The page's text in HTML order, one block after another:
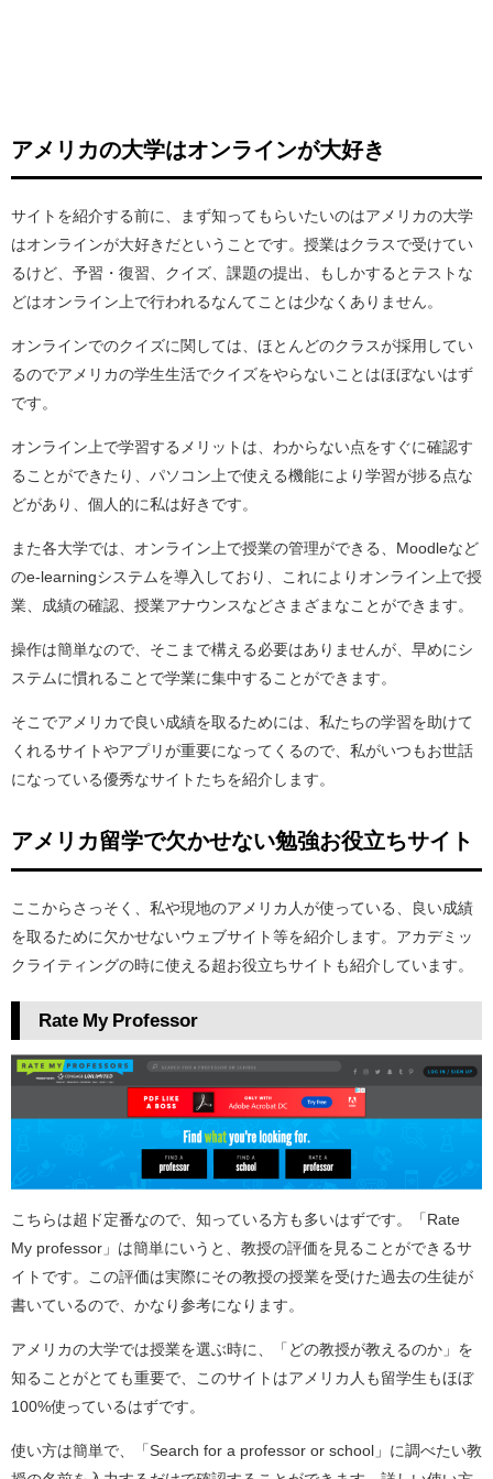
アメリカの大学はオンラインが大好き
サイトを紹介する前に、まず知ってもらいたいのはアメリカの大学
はオンラインが大好きだということです。授業はクラスで受けてい
るけど、予習・復習、クイズ、課題の提出、もしかするとテストな
どはオンライン上で行われるなんてことは少なくありません。
オンラインでのクイズに関しては、ほとんどのクラスが採用してい
るのでアメリカの学生生活でクイズをやらないことはほぼないはず
です。
オンライン上で学習するメリットは、わからない点をすぐに確認す
ることができたり、パソコン上で使える機能により学習が捗る点な
どがあり、個人的に私は好きです。
また各大学では、オンライン上で授業の管理ができる、Moodleなど
のe-learningシステムを導入しており、これによりオンライン上で授
業、成績の確認、授業アナウンスなどさまざまなことができます。
操作は簡単なので、そこまで構える必要はありませんが、早めにシ
ステムに慣れることで学業に集中することができます。
そこでアメリカで良い成績を取るためには、私たちの学習を助けて
くれるサイトやアプリが重要になってくるので、私がいつもお世話
になっている優秀なサイトたちを紹介します。
アメリカ留学で欠かせない勉強お役立ちサイト
ここからさっそく、私や現地のアメリカ人が使っている、良い成績
を取るために欠かせないウェブサイト等を紹介します。アカデミッ
クライティングの時に使える超お役立ちサイトも紹介しています。
Rate My Professor
こちらは超ド定番なので、知っている方も多いはずです。「Rate
My professor」は簡単にいうと、教授の評価を見ることができるサ
イトです。この評価は実際にその教授の授業を受けた過去の生徒が
書いているので、かなり参考になります。
アメリカの大学では授業を選ぶ時に、「どの教授が教えるのか」を
知ることがとても重要で、このサイトはアメリカ人も留学生もほぼ
100%使っているはずです。
使い方は簡単で、「Search for a professor or school」に調べたい教